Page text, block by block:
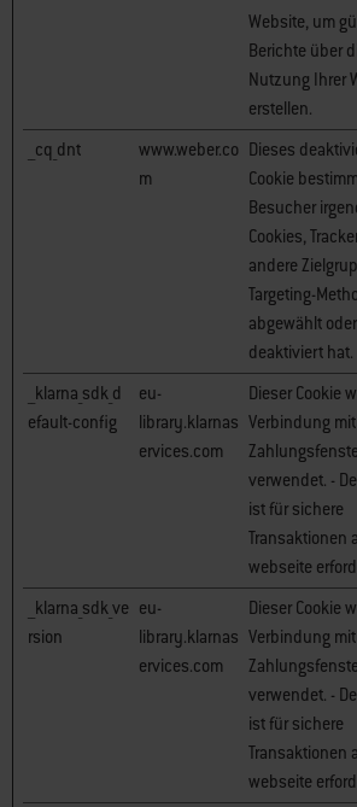
Website, um
Berichte über
Nutzung Ihrer
erstellen.
__cq_dnt
www.weber.co
m
Dieses
Cookie
Besucher
Cookies,
andere
Targeting-
abgewählt oder
deaktiviert hat.
__klarna_sdk_d
efault-config
eu-
library.klarnas
ervices.com
Dieser Cookie
Verbindung
verwendet. -
ist für sichere
Transaktionen
webseite
__klarna_sdk_ve
rsion
eu-
library.klarnas
ervices.com
Dieser Cookie
Verbindung
verwendet. -
ist für sichere
Transaktionen
webseite